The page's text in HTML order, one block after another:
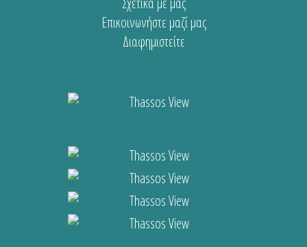
Επικοινωνήστε μαζί μας
Διαφημιστείτε